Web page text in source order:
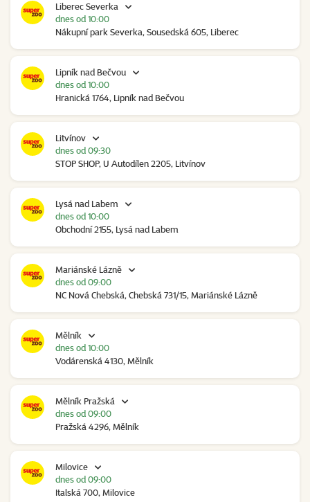
Liberec Severka
Nákupní park Severka, Sousedská 605, Liberec
dnes od 10:00
Lipník nad Bečvou
Hranická 1764, Lipník nad Bečvou
dnes od 10:00
Litvínov
STOP SHOP, U Autodílen 2205, Litvínov
dnes od 09:30
Lysá nad Labem
Obchodní 2155, Lysá nad Labem
dnes od 10:00
Mariánské Lázně
NC Nová Chebská, Chebská 731/15, Mariánské Lázně
dnes od 09:00
Mělník
Vodárenská 4130, Mělník
dnes od 10:00
Mělník Pražská
Pražská 4296, Mělník
dnes od 09:00
Milovice
Italská 700, Milovice
dnes od 09:00